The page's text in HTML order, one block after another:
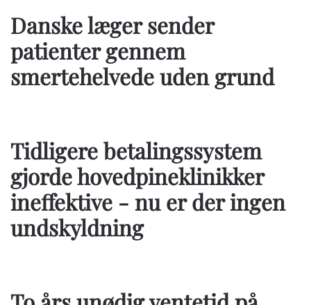
Danske læger sender
patienter gennem
smertehelvede uden grund
Tidligere betalingssystem
gjorde hovedpineklinikker
ineffektive - nu er der ingen
undskyldning